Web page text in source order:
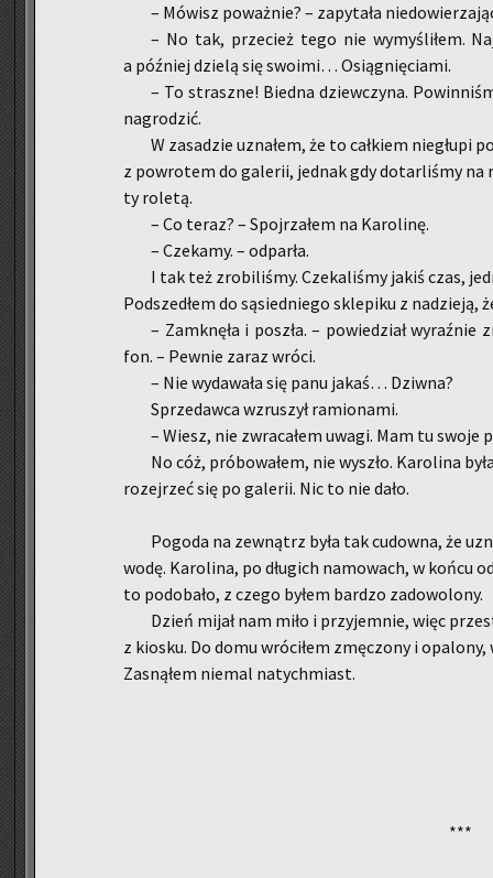
– Mó­wisz po­waż­nie? – za­py­ta­ła
– No tak, prze­cież tego nie wy­my­śli­łem.
a póź­niej dzie­lą się swo­imi… Osią­gnię­cia­mi.
– To strasz­ne! Bied­na dziew­czy­na.
na­gro­dzić.
W za­sa­dzie uzna­łem, że to cał­kiem nie­głu­pi
z po­wro­tem do ga­le­rii, jed­nak gdy do­tar­li­śmy na
ty ro­le­tą.
– Co teraz? – Spoj­rza­łem na Ka­ro­li­nę.
– Cze­ka­my. – od­par­ła.
I tak też zro­bi­li­śmy. Cze­ka­li­śmy jakiś czas,
Pod­sze­dłem do są­sied­nie­go skle­pi­ku z na­dzie­ją,
– Za­mknę­ła i po­szła. – po­wie­dział
fon. – Pew­nie zaraz wróci.
– Nie wy­da­wa­ła się panu jakaś… Dziw­na?
Sprze­daw­ca wzru­szył ra­mio­na­mi.
– Wiesz, nie zwra­ca­łem uwagi. Mam tu swoje
No cóż, pró­bo­wa­łem, nie wy­szło. Ka­ro­li­na
ro­zej­rzeć się po ga­le­rii. Nic to nie dało.
Po­go­da na ze­wnątrz była tak cu­dow­na, że
wodę. Ka­ro­li­na, po dłu­gich na­mo­wach, w końcu
to po­do­ba­ło, z czego byłem bar­dzo za­do­wo­lo­ny.
Dzień mijał nam miło i przy­jem­nie, więc
z kio­sku. Do domu wró­ci­łem zmę­czo­ny i opa­lo­ny,
Za­sną­łem nie­mal na­tych­miast.
***